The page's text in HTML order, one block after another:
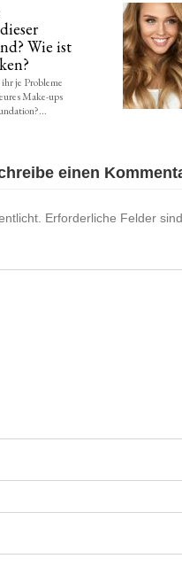
Wie ist
je Probleme
Make-ups
einen
Erforderliche Felder